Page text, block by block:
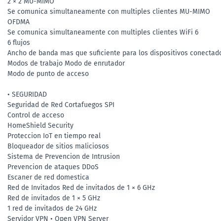
Se comunica simultaneamente con multiples clientes MU-MIMO
OFDMA
Se comunica simultaneamente con multiples clientes WiFi 6
6 flujos
Ancho de banda mas que suficiente para los dispositivos
Modos de trabajo Modo de enrutador
Modo de punto de acceso
• SEGURIDAD
Seguridad de Red Cortafuegos SPI
Control de acceso
HomeShield Security
Proteccion IoT en tiempo real
Bloqueador de sitios maliciosos
Sistema de Prevencion de Intrusion
Prevencion de ataques DDoS
Escaner de red domestica
Red de Invitados Red de invitados de 1 × 6 GHz
Red de invitados de 1 × 5 GHz
1 red de invitados de 24 GHz
Servidor VPN • Open VPN Server